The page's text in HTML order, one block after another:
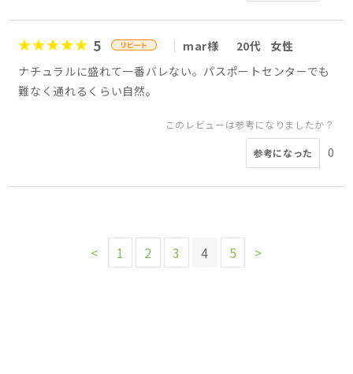
5 mar様 20代
女性
ナチュラルに盛れて一番バレない。パスポートセンターでも
難なく通れるくらい自然。
このレビューは参考になりましたか？
参考になった 0
< 1 2 3 4 5 >